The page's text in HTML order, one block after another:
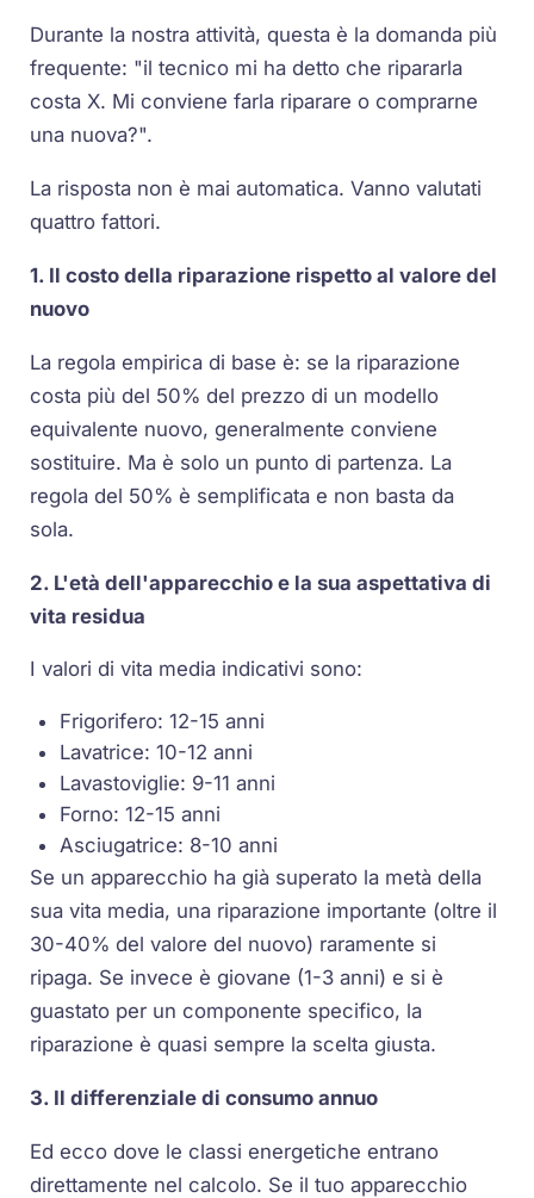
Durante la nostra attività, questa è la domanda più
frequente: "il tecnico mi ha detto che ripararla
costa X. Mi conviene farla riparare o comprarne
una nuova?".
La risposta non è mai automatica. Vanno valutati
quattro fattori.
1. Il costo della riparazione rispetto al valore del
nuovo
La regola empirica di base è: se la riparazione
costa più del 50% del prezzo di un modello
equivalente nuovo, generalmente conviene
sostituire. Ma è solo un punto di partenza. La
regola del 50% è semplificata e non basta da
sola.
2. L'età dell'apparecchio e la sua aspettativa di
vita residua
I valori di vita media indicativi sono:
Frigorifero: 12-15 anni
Lavatrice: 10-12 anni
Lavastoviglie: 9-11 anni
Forno: 12-15 anni
Asciugatrice: 8-10 anni
Se un apparecchio ha già superato la metà della
sua vita media, una riparazione importante (oltre il
30-40% del valore del nuovo) raramente si
ripaga. Se invece è giovane (1-3 anni) e si è
guastato per un componente specifico, la
riparazione è quasi sempre la scelta giusta.
3. Il differenziale di consumo annuo
Ed ecco dove le classi energetiche entrano
direttamente nel calcolo. Se il tuo apparecchio